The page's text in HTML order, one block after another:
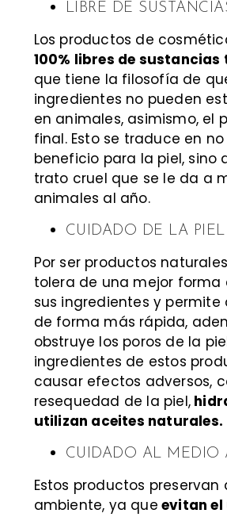
LIBRE DE
Los productos de
100% libres de sustancias
que tiene la filosofía de
ingredientes no pueden
en animales, asimismo, el
final. Esto se traduce en
beneficio para la piel, sino
trato cruel que se le da a
animales al año.
CUIDADO DE LA PIEL
Por ser productos
tolera de una mejor forma
sus ingredientes y permite
de forma más rápida,
obstruye los poros de la
ingredientes de estos
causar efectos adversos,
resequedad de la piel,
utilizan aceites naturales.
CUIDADO AL MEDIO
Estos productos preservan
ambiente, ya que evitan el